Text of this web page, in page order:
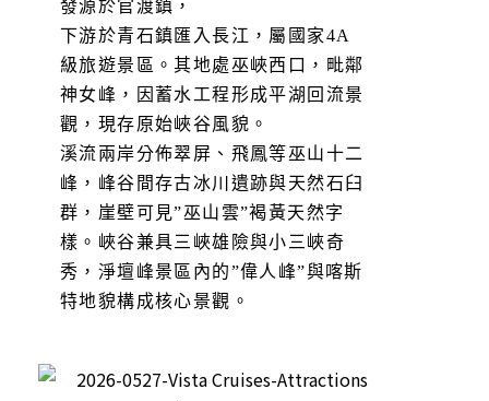
發源於官渡鎮，
下游於青石鎮匯入長江，屬國家4A
級旅遊景區。其地處巫峽西口，毗鄰
神女峰，因蓄水工程形成平湖回流景
觀，現存原始峽谷風貌。
溪流兩岸分佈翠屏、飛鳳等巫山十二
峰，峰谷間存古冰川遺跡與天然石臼
群，崖壁可見”巫山雲”褐黃天然字
樣。峽谷兼具三峽雄險與小三峽奇
秀，淨壇峰景區內的”偉人峰”與喀斯
特地貌構成核心景觀。